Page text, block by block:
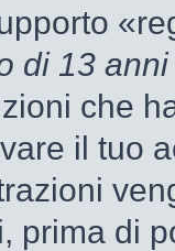
di 13 anni
che
il tuo
prima di